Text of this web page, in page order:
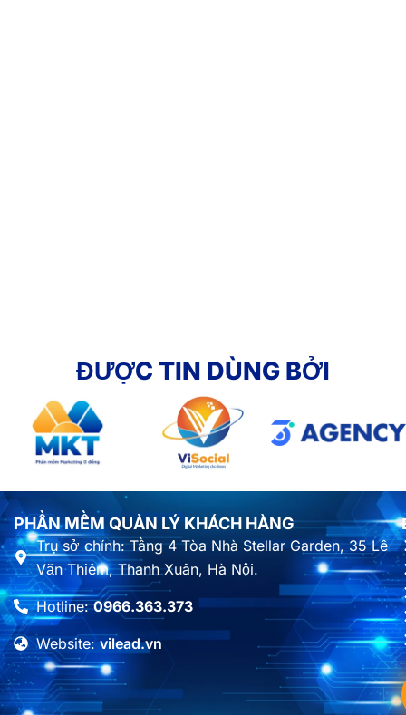
ĐƯỢC TIN DÙNG BỞI
PHẦN MỀM QUẢN LÝ KHÁCH HÀNG
Trụ sở chính: Tầng 4 Tòa Nhà Stellar Garden, 35 Lê
Văn Thiêm, Thanh Xuân, Hà Nội.
Hotline:0966.363.373
Website:vilead.vn